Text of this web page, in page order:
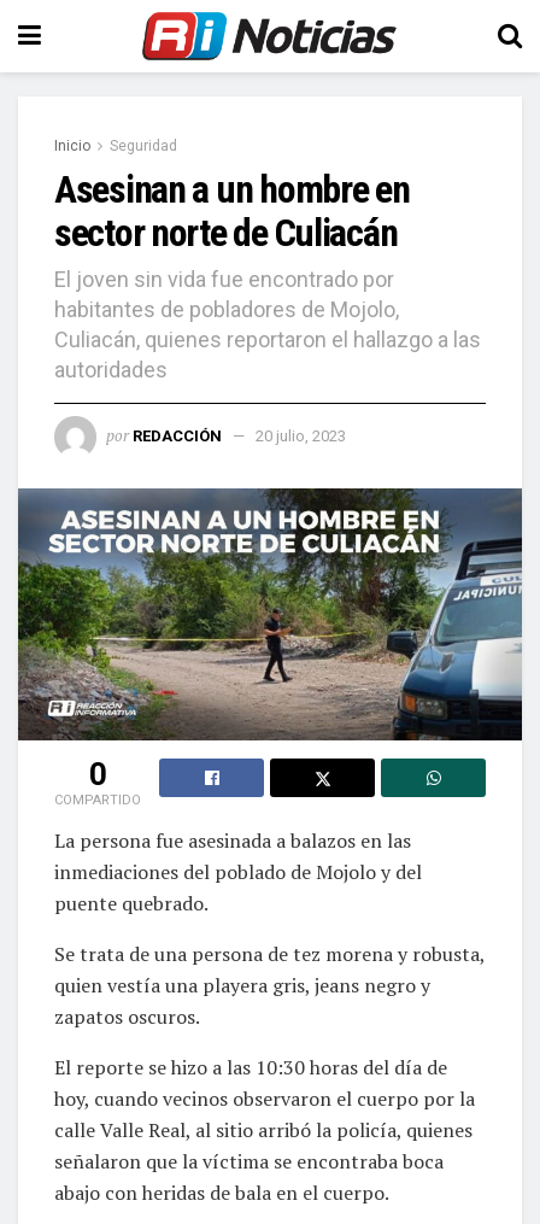
Inicio Seguridad
Asesinan a un hombre en
sector norte de Culiacán
El joven sin vida fue encontrado por
habitantes de pobladores de Mojolo,
Culiacán, quienes reportaron el hallazgo a las
autoridades
por REDACCIÓN 20 julio, 2023
0
COMPARTIDO
La persona fue asesinada a balazos en las
inmediaciones del poblado de Mojolo y del
puente quebrado.
Se trata de una persona de tez morena y robusta,
quien vestía una playera gris, jeans negro y
zapatos oscuros.
El reporte se hizo a las 10:30 horas del día de
hoy, cuando vecinos observaron el cuerpo por la
calle Valle Real, al sitio arribó la policía, quienes
señalaron que la víctima se encontraba boca
abajo con heridas de bala en el cuerpo.